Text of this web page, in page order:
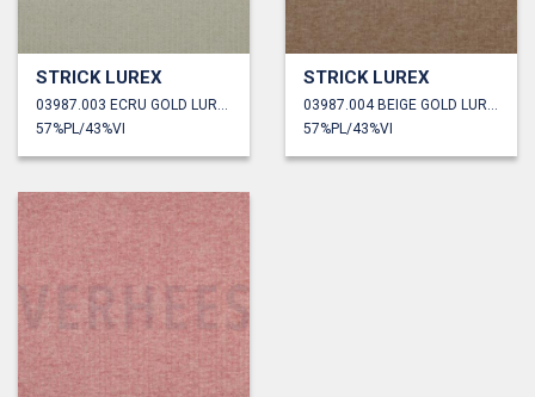
STRICK LUREX
03987.003 ECRU GOLD LUREX
57%PL/43%VI
STRICK LUREX
03987.004 BEIGE GOLD LUREX
57%PL/43%VI